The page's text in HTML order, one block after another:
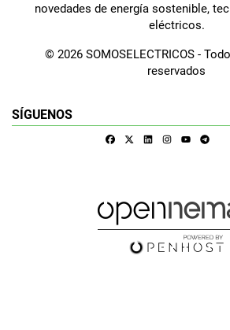
novedades de energía sostenible,
eléctricos.
© 2026 SOMOSELECTRICOS -
reservados
SÍGUENOS
FacebookLinkedinInstagram